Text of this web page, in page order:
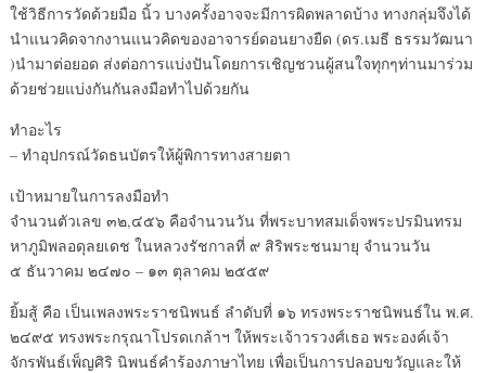
ใช้วิธีการวัดด้วยมือ นิ้ว บางครั้งอาจจะมีการผิดพลาดบ้าง ทางกลุ่มจึงได้
นำแนวคิดจากงานแนวคิดของอาจารย์ดอนยางยืด (ดร.เมธี ธรรมวัฒนา
)นำมาต่อยอด ส่งต่อการแบ่งปันโดยการเชิญชวนผู้สนใจทุกๆท่านมาร่วม
ด้วยช่วยแบ่งกันกันลงมือทำไปด้วยกัน
ทำอะไร
– ทำอุปกรณ์วัดธนบัตรให้ผู้พิการทางสายตา
เป้าหมายในการลงมือทำ
จำนวนตัวเลข ๓๒,๔๕๖ คือจำนวนวัน ที่พระบาทสมเด็จพระปรมินทรม
หาภูมิพลอดุลยเดช ในหลวงรัชกาลที่ ๙ สิริพระชนมายุ จำนวนวัน
๕ ธันวาคม ๒๔๗๐ – ๑๓ ตุลาคม ๒๕๕๙
ยิ้มสู้ คือ เป็นเพลงพระราชนิพนธ์ ลำดับที่ ๑๖ ทรงพระราชนิพนธ์ใน พ.ศ.
๒๔๙๕ ทรงพระกรุณาโปรดเกล้าฯ ให้พระเจ้าวรวงศ์เธอ พระองค์เจ้า
จักรพันธ์เพ็ญศิริ นิพนธ์คำร้องภาษาไทย เพื่อเป็นการปลอบขวัญและให้